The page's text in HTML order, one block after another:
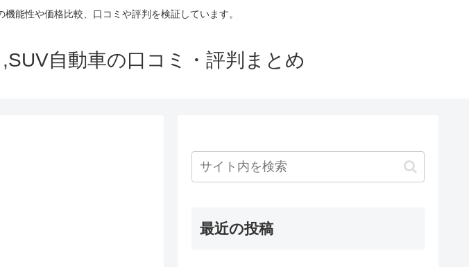
能性や価格比較、口コミや評判を検証しています。
自動車の口コミ・評判まとめ
最近の投稿